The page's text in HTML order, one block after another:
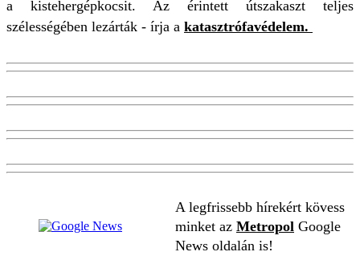
a kistehergépkocsit. Az érintett útszakaszt teljes
szélességében lezárták - írja a katasztrófavédelem.
A legfrissebb hírekért kövess
minket az Metropol Google
News oldalán is!